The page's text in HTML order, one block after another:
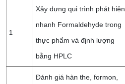
1
Xây dựng qui trình phát hiện
nhanh Formaldehyde trong
thực phẩm và định lượng
bằng HPLC
Đánh giá hàn the, formon,